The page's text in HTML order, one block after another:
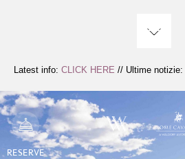
Latest info: CLICK HERE // Ultime notizie:
RESERVE